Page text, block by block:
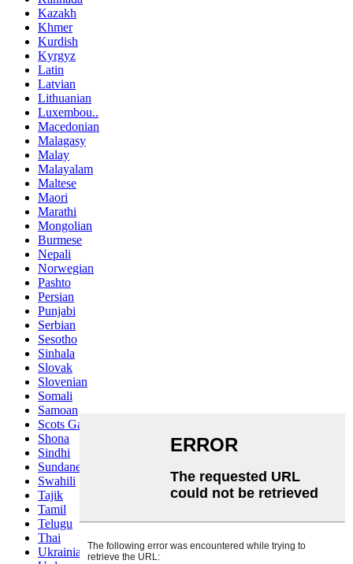
Kazakh
Khmer
Kurdish
Kyrgyz
Latin
Latvian
Lithuanian
Luxembou..
Macedonian
Malagasy
Malay
Malayalam
Maltese
Maori
Marathi
Mongolian
Burmese
Nepali
Norwegian
Pashto
Persian
Punjabi
Serbian
Sesotho
Sinhala
Slovak
Slovenian
Somali
Samoan
Scots Gaelic
Shona
Sindhi
Sundanese
Swahili
Tajik
Tamil
Telugu
Thai
Ukrainian